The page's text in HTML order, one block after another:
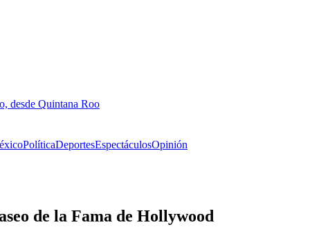
desde Quintana Roo
PolíticaDeportesEspectáculosOpinión
de la Fama de Hollywood